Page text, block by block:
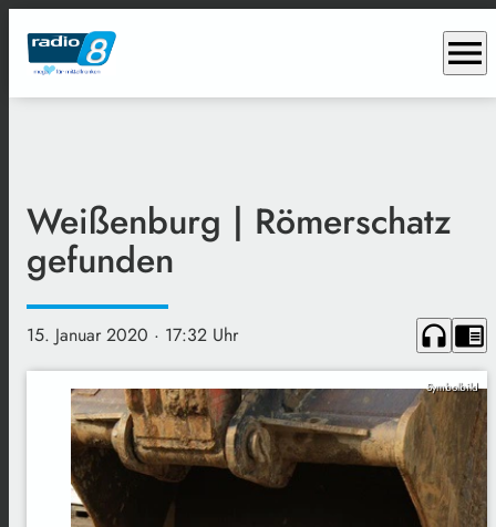
menu
Weißenburg | Römerschatz
gefunden
15. Januar 2020 · 17:32 Uhr headphones chrome_reader_mode
Symbolbild